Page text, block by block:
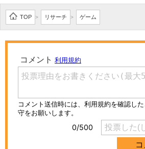
TOP > リサーチ > ゲーム